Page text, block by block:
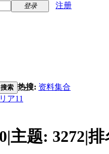
登录
注册
搜索 热搜: 资料集合
ア11
0|主题: 3272|排